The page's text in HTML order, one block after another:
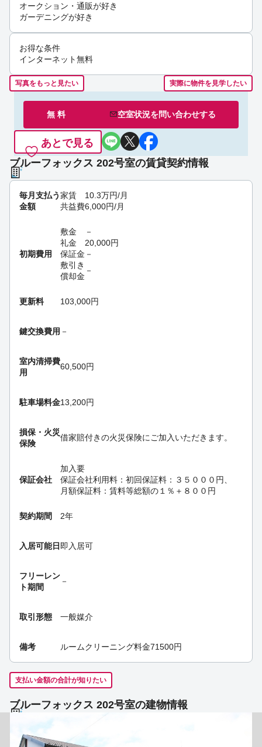
オークション・通販が好き
ガーデニングが好き
お得な条件
インターネット無料
写真をもっと見たい 実際に物件を見学したい
無 料 空室状況を問い合わせする
あとで見る
ブルーフォックス 202号室の賃貸契約情報
毎月支払う
金額
家賃 10.3万円/月
共益費6,000円/月
初期費用
敷金
－
礼金
20,000円
保証金 －
敷引き
償却金
－
更新料 103,000円
鍵交換費用 －
室内清掃費
用
60,500円
駐車場料金13,200円
損保・ 火災
保険
借家賠付きの火災保険にご加入いただきます。
保証会社
加入要
保証会社利用料：初回保証料：３５０００円、
月額保証料：賃料等総額の１％＋８００円
契約期間 2年
入居可能日 即入居可
フリーレン
ト期間
－
取引形態 一般媒介
備考 ルームクリーニング料金71500円
支払い金額の合計が知りたい
ブルーフォックス 202号室の建物情報